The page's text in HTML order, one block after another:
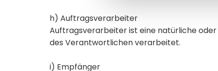
h) Auftragsverarbeiter
Auftragsverarbeiter ist eine natürliche oder
des Verantwortlichen verarbeitet.
i) Empfänger